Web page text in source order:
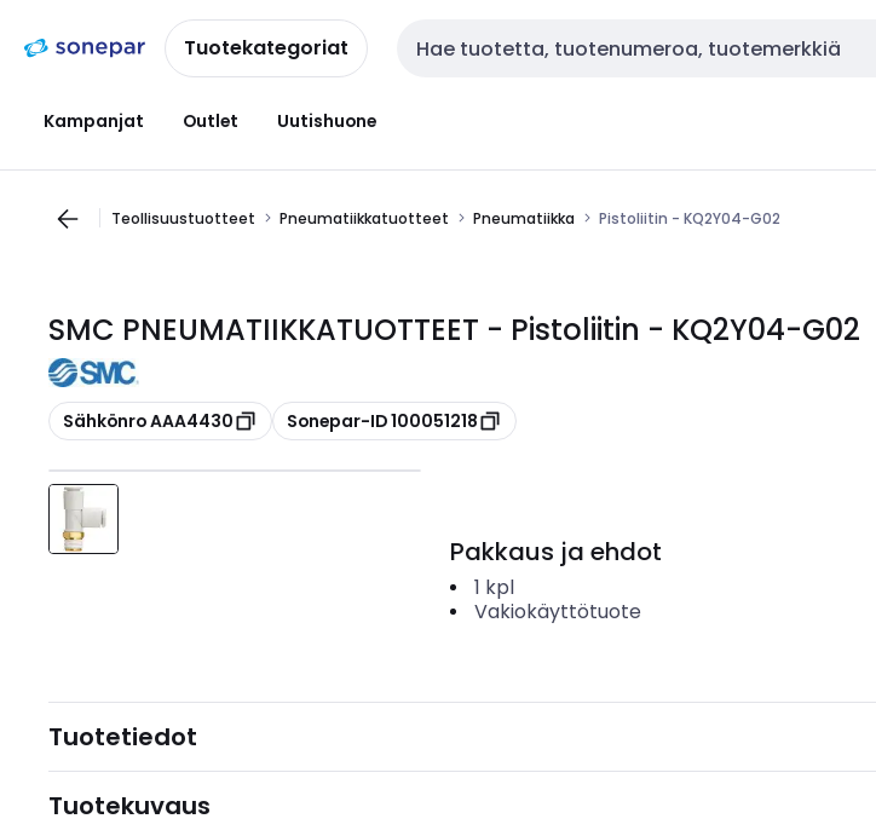
navigointiinsisältöönTuotekategoriat Haku
Kampanjat Outlet Uutishuone
Teollisuustuotteet Pneumatiikkatuotteet Pneumatiikka Pistoliitin - KQ2Y04-G02
SMC PNEUMATIIKKATUOTTEET - Pistoliitin - KQ2Y04-G02
Kopioi
Sähkönro AAA4430 Kopioi
Sonepar-ID 100051218
Pakkaus ja ehdot
1 kpl
Vakiokäyttötuote
Tuotetiedot
Tuotekuvaus